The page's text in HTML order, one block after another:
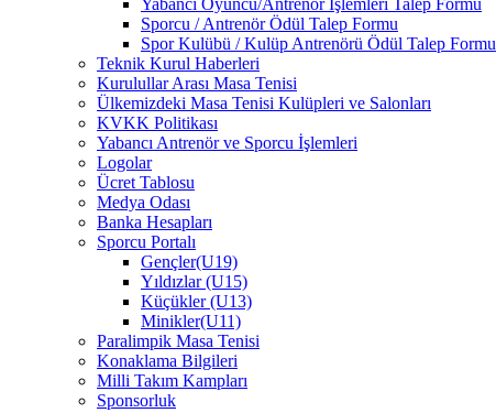
Yabancı Oyuncu/Antrenör İşlemleri Talep Formu
Sporcu / Antrenör Ödül Talep Formu
Spor Kulübü / Kulüp Antrenörü Ödül Talep Formu
Teknik Kurul Haberleri
Kurulullar Arası Masa Tenisi
Ülkemizdeki Masa Tenisi Kulüpleri ve Salonları
KVKK Politikası
Yabancı Antrenör ve Sporcu İşlemleri
Logolar
Ücret Tablosu
Medya Odası
Banka Hesapları
Sporcu Portalı
Gençler(U19)
Yıldızlar (U15)
Küçükler (U13)
Minikler(U11)
Paralimpik Masa Tenisi
Konaklama Bilgileri
Milli Takım Kampları
Sponsorluk